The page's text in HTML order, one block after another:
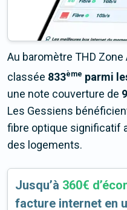
Au baromètre THD Zone
classée 833ème parmi
une note couverture de
Les Gessiens
fibre optique significatif
des logements.
Jusqu’à 360€
facture internet en